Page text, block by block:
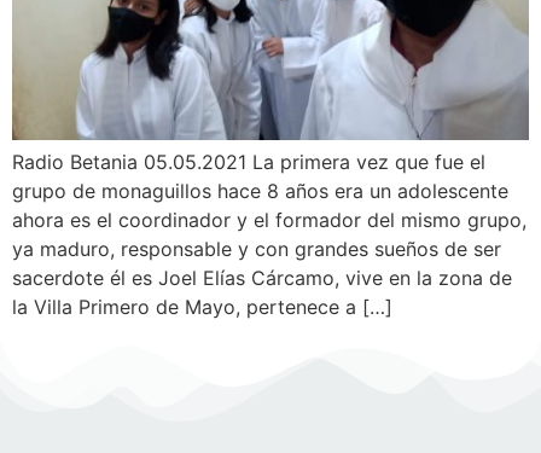
Radio Betania 05.05.2021 La primera vez que fue el
grupo de monaguillos hace 8 años era un adolescente
ahora es el coordinador y el formador del mismo grupo,
ya maduro, responsable y con grandes sueños de ser
sacerdote él es Joel Elías Cárcamo, vive en la zona de
la Villa Primero de Mayo, pertenece a […]